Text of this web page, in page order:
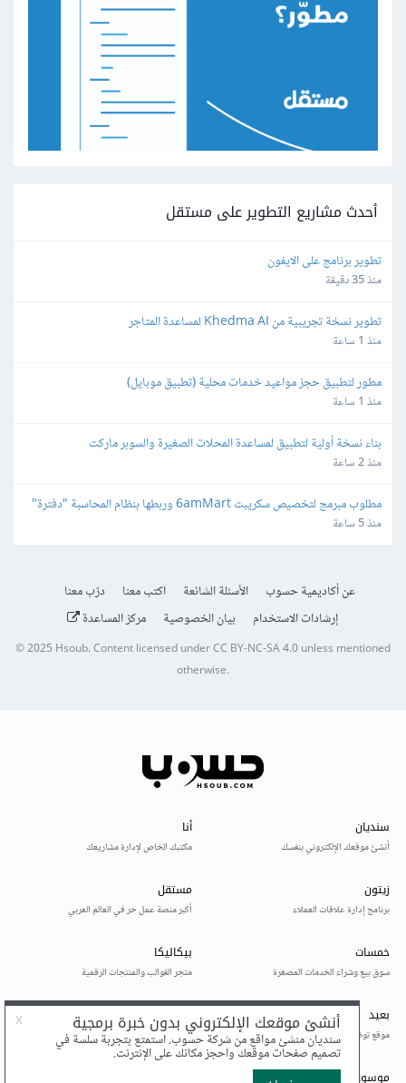
أحدث مشاريع التطوير على مستقل
تطوير برنامج على الايفون
منذ 35 دقيقة
تطوير نسخة تجريبية من Khedma AI لمساعدة المتاجر
منذ 1 ساعة
مطور لتطبيق حجز مواعيد خدمات محلية (تطبيق موبايل)
منذ 1 ساعة
بناء نسخة أولية لتطبيق لمساعدة المحلات الصغيرة والسوبر ماركت
منذ 2 ساعة
وبوابات الدفع في مصر
منذ 5 ساعة
عن أكاديمية حسوب الأسئلة الشائعة اكتب معنا
درّب معنا
إرشادات الاستخدام
بيان الخصوصية مركز المساعدة
© 2025 Hsoub.Content licensed underCC BY-NC-SA 4.0unless mentioned
otherwise.